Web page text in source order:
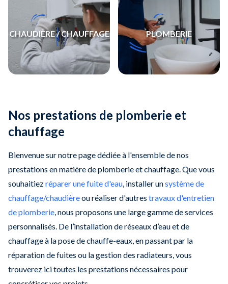
CHAUDIÈRE / CHAUFFAGE PLOMBERIE
Nos prestations de plomberie et
chauffage
Bienvenue sur notre page dédiée à l'ensemble de nos
prestations en matière de plomberie et chauffage. Que vous
souhaitiezréparer une fuite d'eau, installer unsystème de
chauffage/chaudièreou réaliser d'autres travaux d'entretien
de plomberie, nous proposons une large gamme de services
personnalisés. De l’installation de réseaux d’eau et de
chauffage à la pose de chauffe-eaux, en passant par la
réparation de fuites ou la gestion des radiateurs, vous
trouverez ici toutes les prestations nécessaires pour